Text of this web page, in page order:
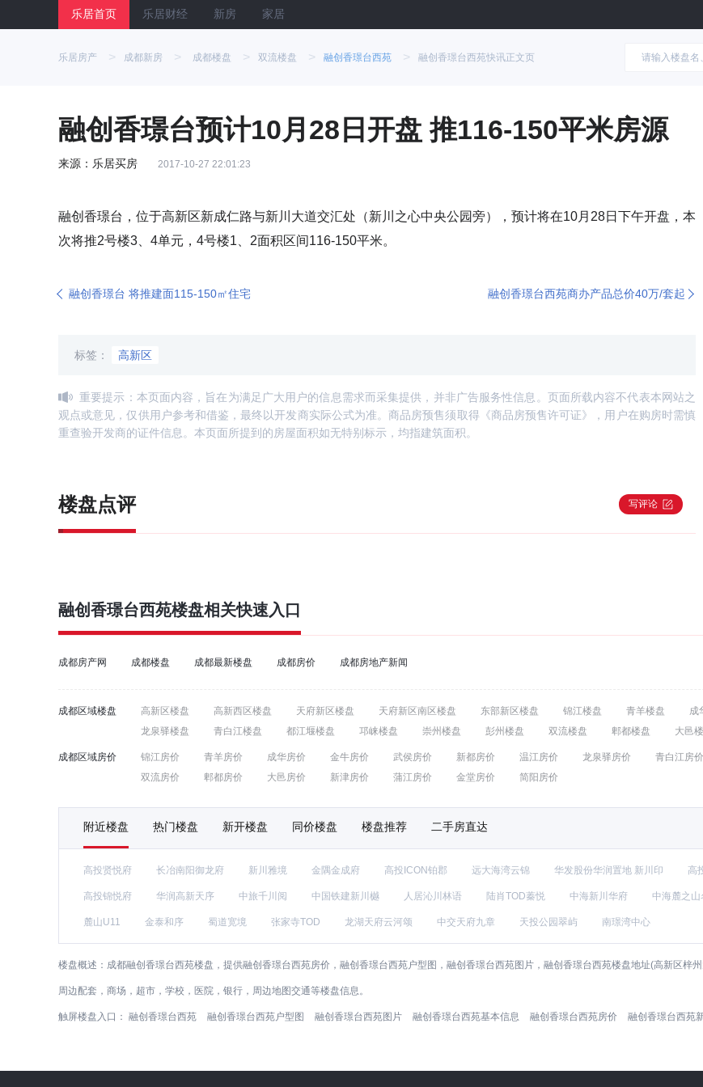
乐居首页 乐居财经 新房 家居
乐居房产 > 成都新房 > 成都楼盘 > 双流楼盘 > 融创香璟台西苑 > 融创香璟台西苑快讯正文页
融创香璟台预计10月28日开盘 推116-150平米房源
来源：乐居买房 2017-10-27 22:01:23
融创香璟台，位于高新区新成仁路与新川大道交汇处（新川之心中央公园旁），预计将在10月28日下午开盘，本
次将推2号楼3、4单元，4号楼1、2面积区间116-150平米。
融创香璟台 将推建面115-150㎡住宅 融创香璟台西苑商办产品总价40万/套起
标签： 高新区
重要提示：本页面内容，旨在为满足广大用户的信息需求而采集提供，并非广告服务性信息。页面所载内容不代表本网站之
观点或意见，仅供用户参考和借鉴，最终以开发商实际公式为准。商品房预售须取得《商品房预售许可证》，用户在购房时需慎
重查验开发商的证件信息。本页面所提到的房屋面积如无特别标示，均指建筑面积。
楼盘点评 写评论
融创香璟台西苑楼盘相关快速入口
成都房产网 成都楼盘 成都最新楼盘 成都房价 成都房地产新闻
成都区域楼盘 高新区楼盘 高新西区楼盘 天府新区楼盘 天府新区南区楼盘 东部新区楼盘 锦江楼盘 青羊楼盘 成
龙泉驿楼盘
青白江楼盘 都江堰楼盘 邛崃楼盘 崇州楼盘 彭州楼盘 双流楼盘 郫都楼盘 大邑
成都区域房价 锦江房价 青羊房价 成华房价 金牛房价 武侯房价 新都房价 温江房价 龙泉驿房价 青白江房价
双流房价
郫都房价 大邑房价 新津房价 蒲江房价 金堂房价 简阳房价
附近楼盘 热门楼盘 新开楼盘 同价楼盘 楼盘推荐 二手房直达
高投贤悦府 长冶南阳御龙府 新川雅境 金隅金成府 高投ICON铂郡 远大海湾云锦 华发股份华润置地 新川印 高
高投锦悦府 华润高新天序 中旅千川阅 中国铁建新川樾 人居沁川林语 陆肖TOD蓁悦 中海新川华府 中海麓之山
麓山U11 金泰和序 蜀道宽境 张家寺TOD 龙湖天府云河颂 中交天府九章 天投公园翠屿 南璟湾中心
楼盘概述： 成都融创香璟台西苑楼盘，提供融创香璟台西苑房价，融创香璟台西苑户型图，融创香璟台西苑图片，融创香璟台西苑楼盘地址(高新区梓
周边配套，商场，超市，学校，医院，银行，周边地图交通等楼盘信息。
触屏楼盘入口： 融创香璟台西苑 融创香璟台西苑户型图 融创香璟台西苑图片 融创香璟台西苑基本信息 融创香璟台西苑房价 融创香璟台西苑